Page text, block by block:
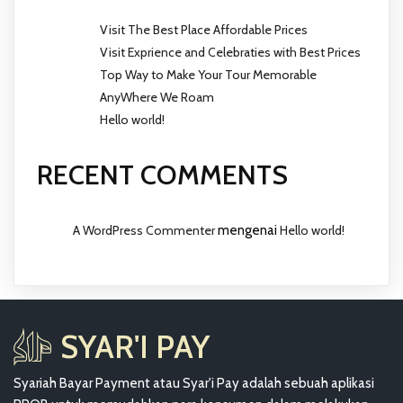
Visit The Best Place Affordable Prices
Visit Exprience and Celebraties with Best Prices
Top Way to Make Your Tour Memorable
AnyWhere We Roam
Hello world!
RECENT COMMENTS
A WordPress Commentermengenai Hello world!
SYAR'I PAY
Syariah Bayar Payment atau Syar'i Pay adalah sebuah aplikasi